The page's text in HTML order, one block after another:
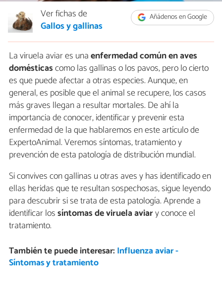
Añádenos en Google
Ver fichas de
Gallos y gallinas
La viruela aviar es unaenfermedad común en aves
domésticascomo las gallinas o los pavos, pero lo cierto
es que puede afectar a otras especies. Aunque, en
general, es posible que el animal se recupere, los casos
más graves llegan a resultar mortales. De ahí la
importancia de conocer, identificar y prevenir esta
enfermedad de la que hablaremos en este artículo de
ExpertoAnimal. Veremos síntomas, tratamiento y
prevención de esta patología de distribución mundial.
Si convives con gallinas u otras aves y has identificado en
ellas heridas que te resultan sospechosas, sigue leyendo
para descubrir si se trata de esta patología. Aprende a
identificar lossíntomas de viruela aviary conoce el
tratamiento.
También te puede interesar: Influenza aviar -
Síntomas y tratamiento